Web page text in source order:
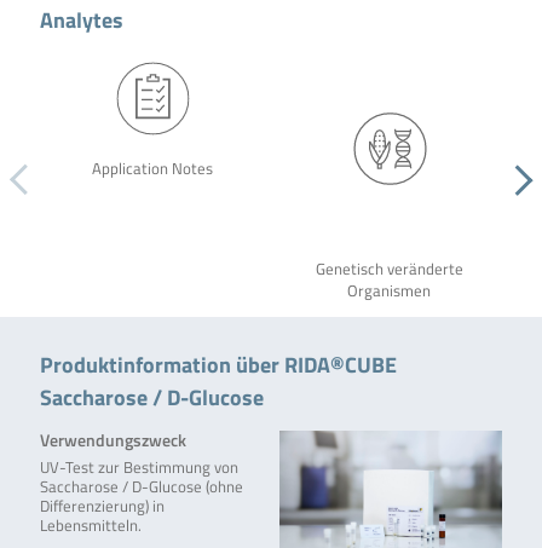
Analytes
Application Notes
Genetisch veränderte
Organismen
Produktinformation über RIDA®CUBE
Saccharose / D-Glucose
Verwendungszweck
UV-Test zur Bestimmung von
Saccharose / D-Glucose (ohne
Differenzierung) in
Lebensmitteln.